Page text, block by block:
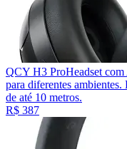
QCY H3 ProHeadset
para diferentes ambientes.
de até 10 metros.
R$ 387